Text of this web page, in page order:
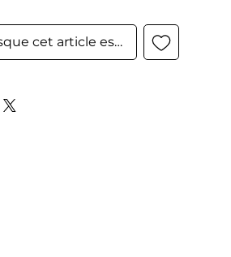
cet article est disponible